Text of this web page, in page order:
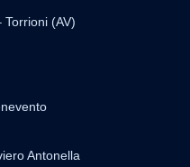
(AV)
Antonella